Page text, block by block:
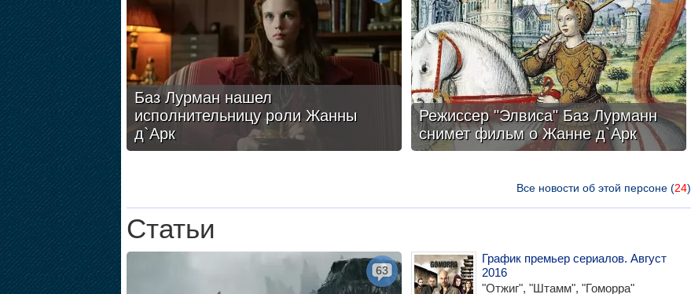
Баз Лурман нашел
исполнительницу роли Жанны
д`Арк
Режиссер "Элвиса" Баз Лурманн
снимет фильм о Жанне д`Арк
Все новости об этой персоне (24)
Статьи
63
График премьер сериалов. Август
2016
"Отжиг", "Штамм", "Гоморра"